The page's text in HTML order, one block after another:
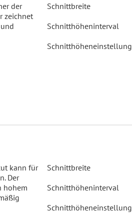
der
zeichnet
Schnittbreite
Schnitthöheninterval
Schnitthöheneinstellung
kann für
Der
hohem
Schnittbreite
Schnitthöheninterval
Schnitthöheneinstellung